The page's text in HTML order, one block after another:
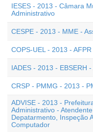
IESES - 2013 - Câmara
Administrativo
CESPE - 2013 - MME -
COPS-UEL - 2013 -
IADES - 2013 - EBSERH
CRSP - PMMG - 2013 -
ADVISE - 2013 -
Administrativo -
Depatarmento, Inspeção
Computador